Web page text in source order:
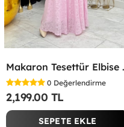
0 Değerlendirme
2,199.00 TL
SEPETE EKLE